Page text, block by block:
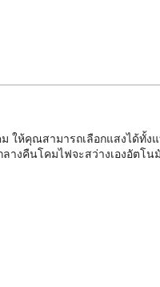
ให้คุณสามารถเลือกแสงได้
างคืนโคมไฟจะสว่างเองอัต